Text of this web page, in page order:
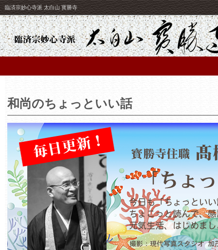
臨済宗妙心寺派 太白山 寳勝寺
和尚のちょっといい話